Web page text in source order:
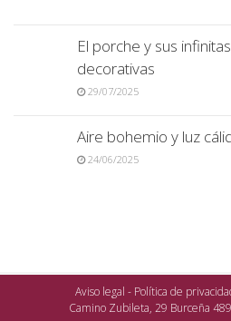
El porche y sus
decorativas
29/07/2025
Aire bohemio y luz
24/06/2025
Aviso legal - Política de
Camino Zubileta, 29 Burceña